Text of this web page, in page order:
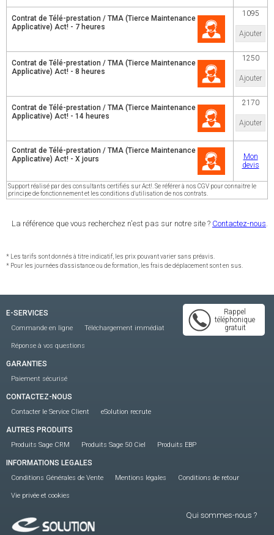
Contrat de Télé-prestation / TMA (Tierce Maintenance
Applicative) Act! - 7 heures
1095
Ajouter
Contrat de Télé-prestation / TMA (Tierce Maintenance
Applicative) Act! - 8 heures
1250
Ajouter
Contrat de Télé-prestation / TMA (Tierce Maintenance
Applicative) Act! - 14 heures
2170
Ajouter
Contrat de Télé-prestation / TMA (Tierce Maintenance
Applicative) Act! - X jours
Mon
devis
Support réalisé par des consultants certifiés sur Act!. Se référer à nos CGV pour connaitre le
principe de fonctionnement et les conditions d'utilisation de nos contrats.
La référence que vous recherchez n'est pas sur notre site ? Contactez-nous.
* Les tarifs sont donnés à titre indicatif, les prix pouvant varier sans préavis.
* Pour les journées d'assistance ou de formation, les frais de déplacement sont en sus.
Rappel
téléphonique
gratuit
E-SERVICES
Commande en ligne Téléchargement immédiat
Réponse à vos questions
GARANTIES
Paiement sécurisé
CONTACTEZ-NOUS
Contacter le Service Client eSolution recrute
AUTRES PRODUITS
Produits Sage CRM Produits Sage 50 Ciel Produits EBP
INFORMATIONS LEGALES
Conditions Générales de Vente Mentions légales Conditions de retour
Vie privée et cookies
Qui sommes-nous ?